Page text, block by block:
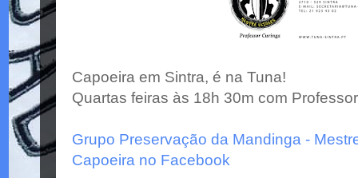
Capoeira em Sintra, é na Tuna!
Quartas feiras às 18h 30m com
Grupo Preservação da Mandinga -
Capoeira no Facebook